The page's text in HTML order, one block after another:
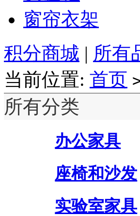
窗帘衣架
积分商城 | 所有
当前位置: 首页
所有分类
办公家具
座椅和沙发
实验室家具